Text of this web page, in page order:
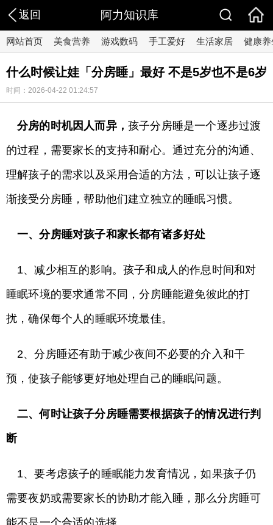
返回 阿力知识库
网站首页 美食营养 游戏数码 手工爱好 生活家居 健康养
什么时候让娃「分房睡」最好 不是5岁也不是6岁
时间：2026-04-22 01:24:57
分房的时机因人而异， 孩子分房睡是一个逐步过渡
的过程，需要家长的支持和耐心。通过充分的沟通、
理解孩子的需求以及采用合适的方法，可以让孩子逐
渐接受分房睡，帮助他们建立独立的睡眠习惯。
一、分房睡对孩子和家长都有诸多好处
1、减少相互的影响。孩子和成人的作息时间和对
睡眠环境的要求通常不同，分房睡能避免彼此的打
扰，确保每个人的睡眠环境最佳。
2、分房睡还有助于减少夜间不必要的介入和干
预，使孩子能够更好地处理自己的睡眠问题。
二、何时让孩子分房睡需要根据孩子的情况进行判
断
1、要考虑孩子的睡眠能力发育情况，如果孩子仍
需要夜奶或需要家长的协助才能入睡，那么分房睡可
能不是一个合适的选择。